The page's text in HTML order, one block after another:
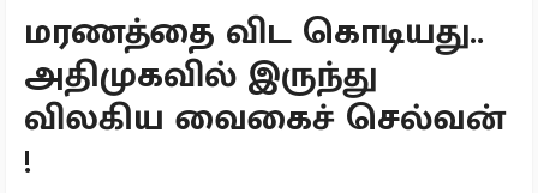
மரணத்தை விட கொடியது..
அதிமுகவில் இருந்து
விலகிய வைகைச் செல்வன்
!